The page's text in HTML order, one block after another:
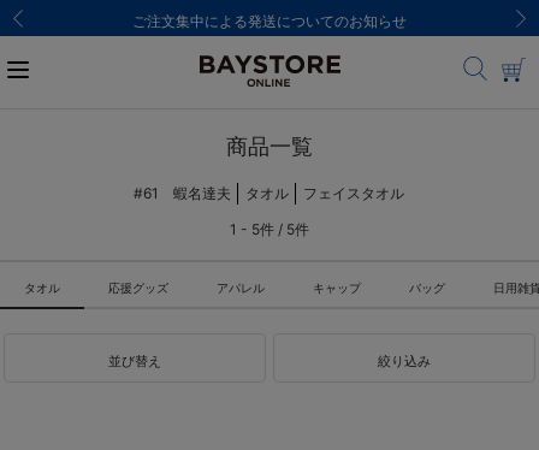
ご注文集中による発送についてのお知らせ
商品一覧
#61 蝦名達夫 タオル
フェイスタオル
1 - 5件 / 5件
タオル 応援グッズ アパレル キャップ バッグ 日用雑
並び替え 絞り込み